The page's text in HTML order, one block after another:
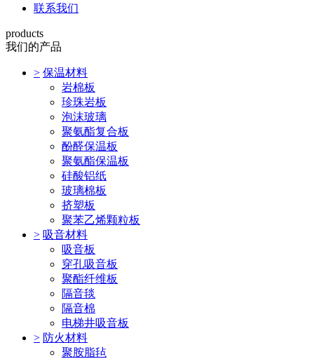
联系我们
products
我们的产品
> 保温材料
岩棉板
珍珠岩板
泡沫玻璃
聚氨酯复合板
酚醛保温板
聚氨酯保温板
硅酸铝纸
玻璃棉板
挤塑板
聚苯乙烯颗粒板
> 吸音材料
吸音板
穿孔吸音板
聚酯纤维板
隔音毯
隔音棉
电梯井吸音板
> 防火材料
聚胺脂毡